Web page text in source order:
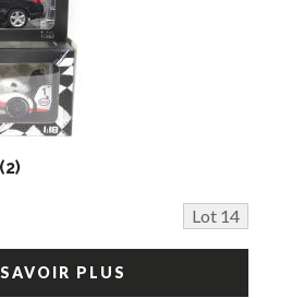
Lot 14
PLUS